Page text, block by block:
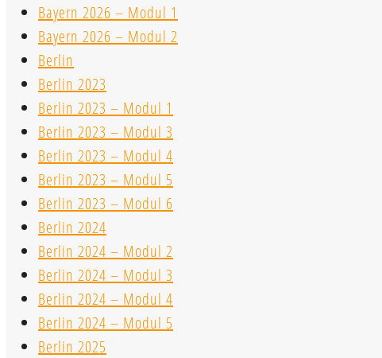
Bayern 2026 – Modul 1
Bayern 2026 – Modul 2
Berlin
Berlin 2023
Berlin 2023 – Modul 1
Berlin 2023 – Modul 3
Berlin 2023 – Modul 4
Berlin 2023 – Modul 5
Berlin 2023 – Modul 6
Berlin 2024
Berlin 2024 – Modul 2
Berlin 2024 – Modul 3
Berlin 2024 – Modul 4
Berlin 2024 – Modul 5
Berlin 2025